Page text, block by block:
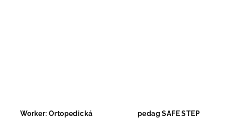
Worker: Ortopedická
pedag SAFE STEP